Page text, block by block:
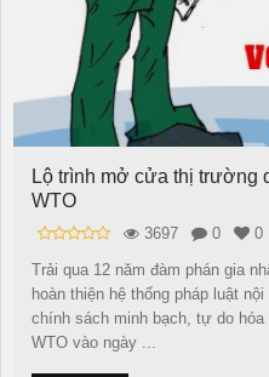
Lộ trình mở cửa thị trường
WTO
3697 0
0
Trải qua 12 năm đàm phán gia
hoàn thiện hệ thống pháp luật
chính sách minh bạch, tự do
WTO vào ngày ...